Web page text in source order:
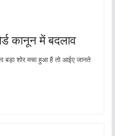
कानून में बदलाव
शोर मचा हुआ है तो आईए जानते